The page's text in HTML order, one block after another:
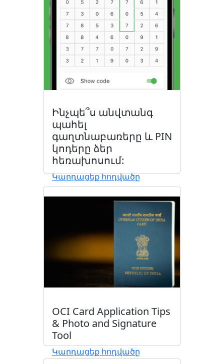
Ինչպե՞ս անվտանգ
պահել
գաղտնաբառերը և PIN
կոդերը ձեր
հեռախոսում:
Կարդացեք հոդվածը
OCI Card Application Tips
& Photo and Signature
Tool
Կարդացեք հոդվածը